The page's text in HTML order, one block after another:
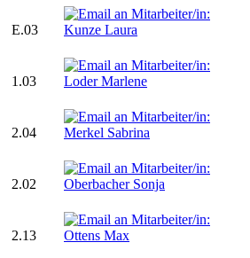
E.03
1.03
2.04
2.02
2.13